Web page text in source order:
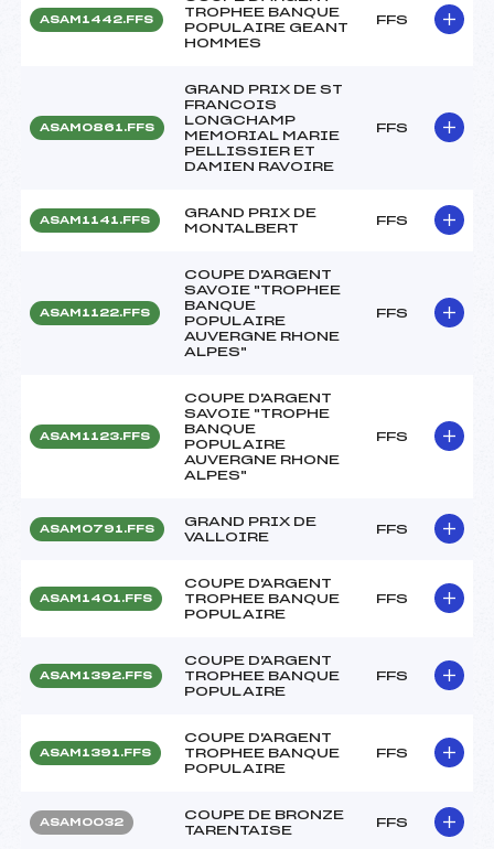
ASAM1442.FFS
TROPHEE BANQUE
POPULAIRE GEANT
HOMMES
FFS
ASAM0861.FFS
GRAND PRIX DE ST
FRANCOIS
LONGCHAMP
MEMORIAL MARIE
PELLISSIER ET
DAMIEN RAVOIRE
FFS
ASAM1141.FFS
GRAND PRIX DE
MONTALBERT
FFS
ASAM1122.FFS
COUPE D'ARGENT
SAVOIE "TROPHEE
BANQUE
POPULAIRE
AUVERGNE RHONE
ALPES"
FFS
ASAM1123.FFS
COUPE D'ARGENT
SAVOIE "TROPHE
BANQUE
POPULAIRE
AUVERGNE RHONE
ALPES"
FFS
ASAM0791.FFS
GRAND PRIX DE
VALLOIRE
FFS
ASAM1401.FFS
COUPE D'ARGENT
TROPHEE BANQUE
POPULAIRE
FFS
ASAM1392.FFS
COUPE D'ARGENT
TROPHEE BANQUE
POPULAIRE
FFS
ASAM1391.FFS
COUPE D'ARGENT
TROPHEE BANQUE
POPULAIRE
FFS
ASAM0032
COUPE DE BRONZE
TARENTAISE
FFS